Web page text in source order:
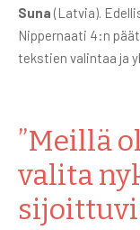
Suna (Latvia).
Nippernaati 4:n
tekstien valintaa ja
”Meillä
valita